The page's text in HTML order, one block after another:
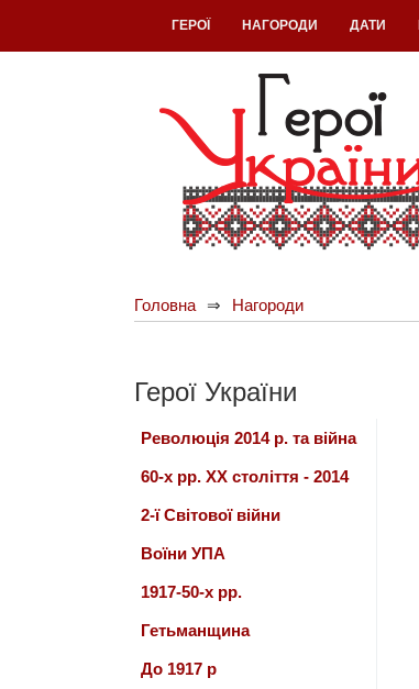
ГЕРОЇ НАГОРОДИ ДАТИ
Головна Нагороди
Герої України
Революція 2014 р. та війна
60-х рр. ХХ століття - 2014
2-ї Світової війни
Воїни УПА
1917-50-х рр.
Гетьманщина
До 1917 р